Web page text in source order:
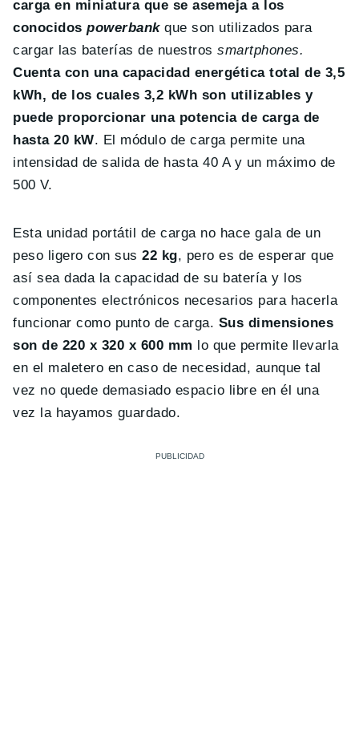
carga en miniatura que se asemeja a los
conocidospowerbank que son utilizados para
cargar las baterías de nuestros smartphones.
Cuenta con una capacidad energética total de 3,5
kWh, de los cuales 3,2 kWh son utilizables y
puede proporcionar una potencia de carga de
hasta 20 kW. El módulo de carga permite una
intensidad de salida de hasta 40 A y un máximo de
500 V.
Esta unidad portátil de carga no hace gala de un
peso ligero con sus22 kg, pero es de esperar que
así sea dada la capacidad de su batería y los
componentes electrónicos necesarios para hacerla
funcionar como punto de carga. Sus dimensiones
son de 220 x 320 x 600 mm lo que permite llevarla
en el maletero en caso de necesidad, aunque tal
vez no quede demasiado espacio libre en él una
vez la hayamos guardado.